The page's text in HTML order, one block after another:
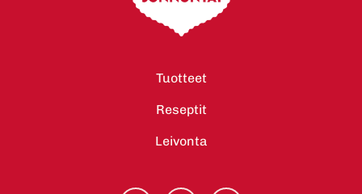
Tuotteet
Reseptit
Leivonta